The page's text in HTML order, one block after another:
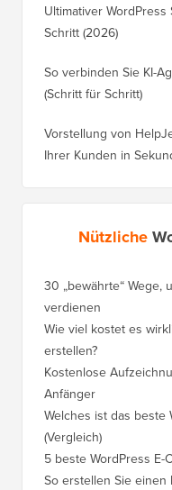
Ultimativer
Schritt (2026)
So verbinden Sie KI-
(Schritt für Schritt)
Vorstellung von
Ihrer Kunden in
Nützliche
30 „bewährte“ Wege,
verdienen
Wie viel kostet es
erstellen?
Kostenlose
Anfänger
Welches ist das beste
(Vergleich)
5 beste WordPress E-
So erstellen Sie einen